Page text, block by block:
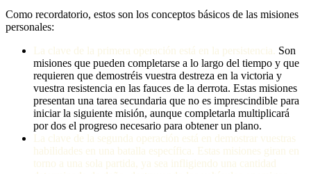
Como recordatorio, estos son los conceptos básicos de las misiones
personales:
La clave de la primera operación está en la persistencia. Son
misiones que pueden completarse a lo largo del tiempo y que
requieren que demostréis vuestra destreza en la victoria y
vuestra resistencia en las fauces de la derrota. Estas misiones
presentan una tarea secundaria que no es imprescindible para
iniciar la siguiente misión, aunque completarla multiplicará
por dos el progreso necesario para obtener un plano.
La clave de la segunda operación está en demostrar vuestras
habilidades en una batalla específica. Estas misiones giran en
torno a una sola partida, ya sea infligiendo una cantidad